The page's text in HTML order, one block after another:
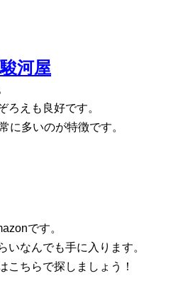
河屋
ろえも良好です。
に多いのが特徴です。
です。
いなんでも手に入ります。
こちらで探しましょう！